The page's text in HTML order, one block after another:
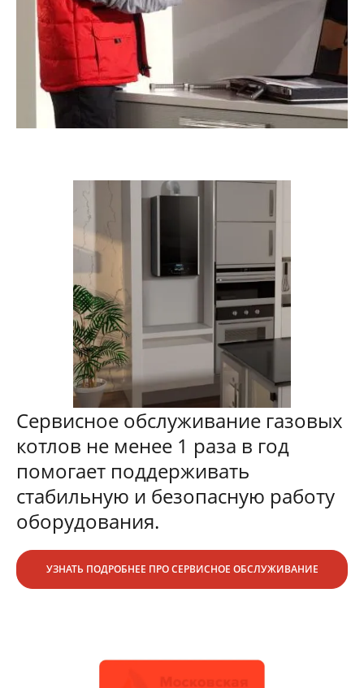
Сервисное обслуживание газовых
котлов не менее 1 раза в год
помогает поддерживать
стабильную и безопасную работу
оборудования.
УЗНАТЬ ПОДРОБНЕЕ ПРО СЕРВИСНОЕ ОБСЛУЖИВАНИЕ